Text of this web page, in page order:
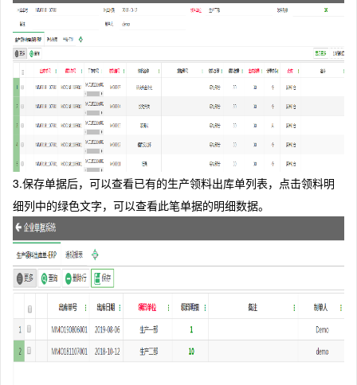
3.保存单据后，可以查看已有的生产领料出库单列表，点击领料明
细列中的绿色文字，可以查看此笔单据的明细数据。